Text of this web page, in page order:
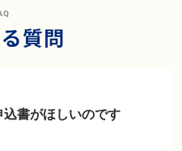
書がほしいのです